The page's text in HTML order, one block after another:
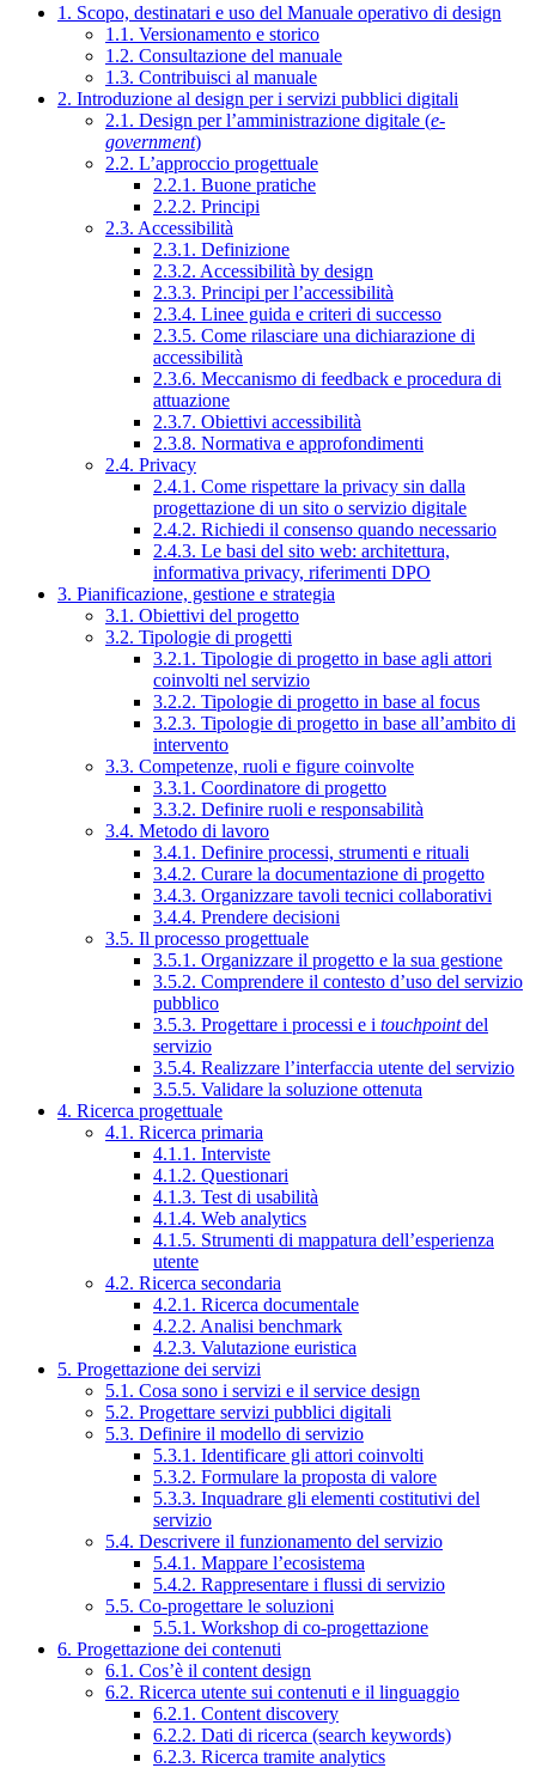
1. Scopo, destinatari e uso del Manuale operativo di design
1.1. Versionamento e storico
1.2. Consultazione del manuale
1.3. Contribuisci al manuale
2. Introduzione al design per i servizi pubblici digitali
2.1. Design per l’amministrazione digitale (e-
government)
2.2. L’approccio progettuale
2.2.1. Buone pratiche
2.2.2. Principi
2.3. Accessibilità
2.3.1. Definizione
2.3.2. Accessibilità by design
2.3.3. Principi per l’accessibilità
2.3.4. Linee guida e criteri di successo
2.3.5. Come rilasciare una dichiarazione di
accessibilità
2.3.6. Meccanismo di feedback e procedura di
attuazione
2.3.7. Obiettivi accessibilità
2.3.8. Normativa e approfondimenti
2.4. Privacy
2.4.1. Come rispettare la privacy sin dalla
progettazione di un sito o servizio digitale
2.4.2. Richiedi il consenso quando necessario
2.4.3. Le basi del sito web: architettura,
informativa privacy, riferimenti DPO
3. Pianificazione, gestione e strategia
3.1. Obiettivi del progetto
3.2. Tipologie di progetti
3.2.1. Tipologie di progetto in base agli attori
coinvolti nel servizio
3.2.2. Tipologie di progetto in base al focus
3.2.3. Tipologie di progetto in base all’ambito di
intervento
3.3. Competenze, ruoli e figure coinvolte
3.3.1. Coordinatore di progetto
3.3.2. Definire ruoli e responsabilità
3.4. Metodo di lavoro
3.4.1. Definire processi, strumenti e rituali
3.4.2. Curare la documentazione di progetto
3.4.3. Organizzare tavoli tecnici collaborativi
3.4.4. Prendere decisioni
3.5. Il processo progettuale
3.5.1. Organizzare il progetto e la sua gestione
3.5.2. Comprendere il contesto d’uso del servizio
pubblico
3.5.3. Progettare i processi e i touchpointdel
servizio
3.5.4. Realizzare l’interfaccia utente del servizio
3.5.5. Validare la soluzione ottenuta
4. Ricerca progettuale
4.1. Ricerca primaria
4.1.1. Interviste
4.1.2. Questionari
4.1.3. Test di usabilità
4.1.4. Web analytics
4.1.5. Strumenti di mappatura dell’esperienza
utente
4.2. Ricerca secondaria
4.2.1. Ricerca documentale
4.2.2. Analisi benchmark
4.2.3. Valutazione euristica
5. Progettazione dei servizi
5.1. Cosa sono i servizi e il service design
5.2. Progettare servizi pubblici digitali
5.3. Definire il modello di servizio
5.3.1. Identificare gli attori coinvolti
5.3.2. Formulare la proposta di valore
5.3.3. Inquadrare gli elementi costitutivi del
servizio
5.4. Descrivere il funzionamento del servizio
5.4.1. Mappare l’ecosistema
5.4.2. Rappresentare i flussi di servizio
5.5. Co-progettare le soluzioni
5.5.1. Workshop di co-progettazione
6. Progettazione dei contenuti
6.1. Cos’è il content design
6.2. Ricerca utente sui contenuti e il linguaggio
6.2.1. Content discovery
6.2.2. Dati di ricerca (search keywords)
6.2.3. Ricerca tramite analytics